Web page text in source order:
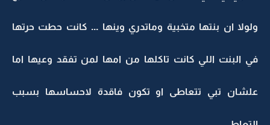
ولولا ان بنتها متخبية وماتدري وينها ... كانت حطت حرتها
في البنت اللي كانت تاكلها من امها لمن تفقد وعيها اما
علشان تبي تتعاطى او تكون فاقدة لاحساسها بسبب